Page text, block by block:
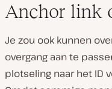
Anchor link
Je zou ook kunnen
overgang aan te
plotseling naar het ID